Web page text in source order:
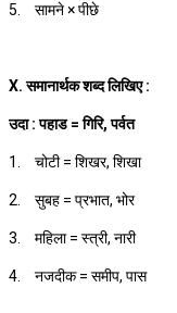
5. सामने × पीछे
X. समानार्थक शब्द लिखिए :
उदा : पहाड = गिरि, पर्वत
1. चोटी = शिखर, शिखा
2. सुबह = प्रभात, भोर
3. महिला = स्त्री, नारी
4. नजदीक = समीप, पास